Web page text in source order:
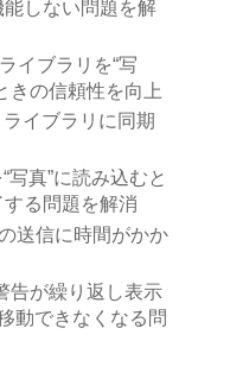
しない問題を解
イブラリを“写
きの信頼性を向上
イブラリに同期
真”に読み込むと
る問題を解消
送信に時間がかか
告が繰り返し表示
動できなくなる問